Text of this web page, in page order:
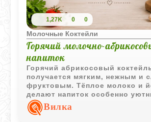
1,27K 0 0
Молочные Коктейли
Горячий молочно-
напиток
Горячий абрикосовый
получается мягким, нежным и
фруктовым. Тёплое молоко и
делают напиток особенно
абрикосовый сок добавляет
сладкую кислинку.
Вилка